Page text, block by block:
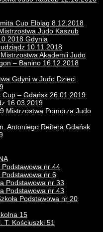
Cup Elbląg 8.12.2018
Judo Kaszub
Gdynia
10.11.2018
Akademii Judo
– Banino 16.12.2018
Gdyni w Judo Dzieci
Cup – Gdańsk 26.01.2019
16.03.2019
Mistrzostwa Pomorza Judo
Antoniego Reitera Gdańsk
Podstawowa nr 44
Podstawowa nr 6
Podstawowa nr 33
Podstawowa nr 43
Podstawowa nr 20
15
T. Kościuszki 51